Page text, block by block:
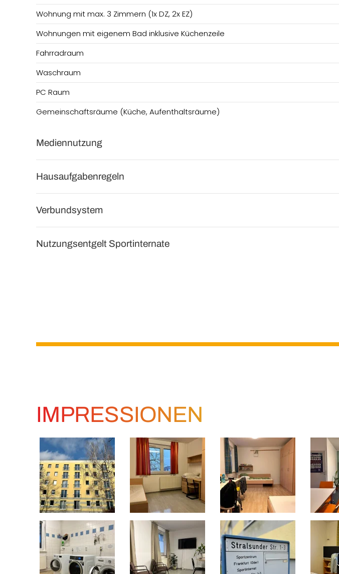
Wohnung mit max. 3 Zimmern (1x DZ, 2x EZ)
Wohnungen mit eigenem Bad inklusive Küchenzeile
Fahrradraum
Waschraum
PC Raum
Gemeinschaftsräume (Küche, Aufenthaltsräume)
Mediennutzung
Hausaufgabenregeln
Verbundsystem
Nutzungsentgelt Sportinternate
IMPRESSIONEN